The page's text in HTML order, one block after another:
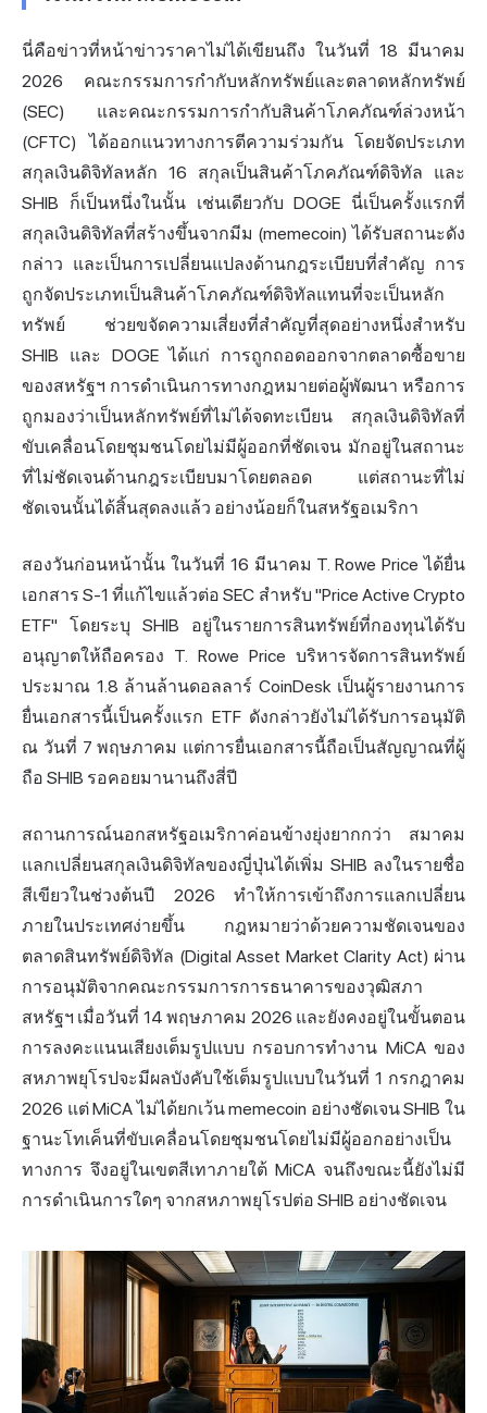
นี่คือข่าวที่หน้าข่าวราคาไม่ได้เขียนถึง ในวันที่ 18 มีนาคม
2026 คณะกรรมการกำกับหลักทรัพย์และตลาดหลักทรัพย์
(SEC) และคณะกรรมการกำกับสินค้าโภคภัณฑ์ล่วงหน้า
(CFTC) ได้ออกแนวทางการตีความร่วมกัน โดยจัดประเภท
สกุลเงินดิจิทัลหลัก 16 สกุลเป็นสินค้าโภคภัณฑ์ดิจิทัล และ
SHIB ก็เป็นหนึ่งในนั้น เช่นเดียวกับ DOGE นี่เป็นครั้งแรกที่
สกุลเงินดิจิทัลที่สร้างขึ้นจากมีม (memecoin) ได้รับสถานะดัง
กล่าว และเป็นการเปลี่ยนแปลงด้านกฎระเบียบที่สำคัญ การ
ถูกจัดประเภทเป็นสินค้าโภคภัณฑ์ดิจิทัลแทนที่จะเป็นหลัก
ทรัพย์ ช่วยขจัดความเสี่ยงที่สำคัญที่สุดอย่างหนึ่งสำหรับ
SHIB และ DOGE ได้แก่ การถูกถอดออกจากตลาดซื้อขาย
ของสหรัฐฯ การดำเนินการทางกฎหมายต่อผู้พัฒนา หรือการ
ถูกมองว่าเป็นหลักทรัพย์ที่ไม่ได้จดทะเบียน สกุลเงินดิจิทัลที่
ขับเคลื่อนโดยชุมชนโดยไม่มีผู้ออกที่ชัดเจน มักอยู่ในสถานะ
ที่ไม่ชัดเจนด้านกฎระเบียบมาโดยตลอด แต่สถานะที่ไม่
ชัดเจนนั้นได้สิ้นสุดลงแล้ว อย่างน้อยก็ในสหรัฐอเมริกา
สองวันก่อนหน้านั้น ในวันที่ 16 มีนาคม T. Rowe Price ได้ยื่น
เอกสาร S-1 ที่แก้ไขแล้วต่อ SEC สำหรับ "Price Active Crypto
ETF" โดยระบุ SHIB อยู่ในรายการสินทรัพย์ที่กองทุนได้รับ
อนุญาตให้ถือครอง T. Rowe Price บริหารจัดการสินทรัพย์
ประมาณ 1.8 ล้านล้านดอลลาร์ CoinDesk เป็นผู้รายงานการ
ยื่นเอกสารนี้เป็นครั้งแรก ETF ดังกล่าวยังไม่ได้รับการอนุมัติ
ณ วันที่ 7 พฤษภาคม แต่การยื่นเอกสารนี้ถือเป็นสัญญาณที่ผู้
ถือ SHIB รอคอยมานานถึงสี่ปี
สถานการณ์นอกสหรัฐอเมริกาค่อนข้างยุ่งยากกว่า สมาคม
แลกเปลี่ยนสกุลเงินดิจิทัลของญี่ปุ่นได้เพิ่ม SHIB ลงในรายชื่อ
สีเขียวในช่วงต้นปี 2026 ทำให้การเข้าถึงการแลกเปลี่ยน
ภายในประเทศง่ายขึ้น กฎหมายว่าด้วยความชัดเจนของ
ตลาดสินทรัพย์ดิจิทัล (Digital Asset Market Clarity Act) ผ่าน
การอนุมัติจากคณะกรรมการการธนาคารของวุฒิสภา
สหรัฐฯ เมื่อวันที่ 14 พฤษภาคม 2026 และยังคงอยู่ในขั้นตอน
การลงคะแนนเสียงเต็มรูปแบบ กรอบการทำงาน MiCA ของ
สหภาพยุโรปจะมีผลบังคับใช้เต็มรูปแบบในวันที่ 1 กรกฎาคม
2026 แต่ MiCA ไม่ได้ยกเว้น memecoin อย่างชัดเจน SHIB ใน
ฐานะโทเค็นที่ขับเคลื่อนโดยชุมชนโดยไม่มีผู้ออกอย่างเป็น
ทางการ จึงอยู่ในเขตสีเทาภายใต้ MiCA จนถึงขณะนี้ยังไม่มี
การดำเนินการใดๆ จากสหภาพยุโรปต่อ SHIB อย่างชัดเจน